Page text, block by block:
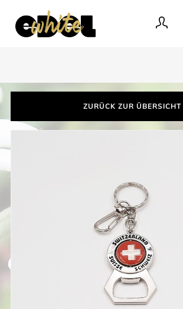
ZURÜCK ZUR ÜBERSICHT